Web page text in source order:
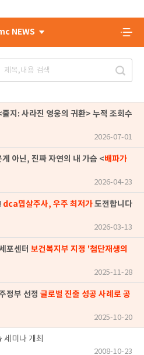
NEWS
지: 사라진 영웅의 귀환> 누적 조회수
2026-07-01
아닌, 진짜 자연의 내 가슴 <배파가
2026-04-23
dca밉살주사, 우주 최저가도전합니다
2026-03-13
포센터 보건복지부 지정 '첨단재생의
2025-11-28
정부 선정 글로벌 진출 성공 사례로 공
2025-10-20
미나 개최
2008-10-23